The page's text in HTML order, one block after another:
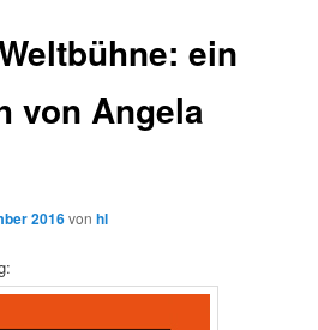
ein
von Angela
2016vonhl